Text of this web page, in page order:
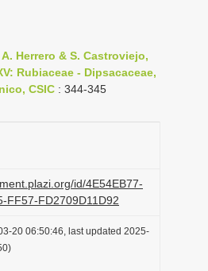
v
i
i
o
Herrero & S. Castroviejo,
Rubiaceae - Dipsacaceae,
CSIC : 344-345
id/4E54EB77-
FF57-FD2709D11D92
20 06:50:46, last updated 2025-